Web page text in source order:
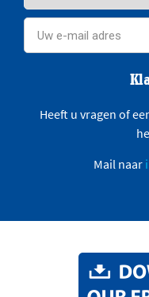
Heeft u vragen of
Mail naar